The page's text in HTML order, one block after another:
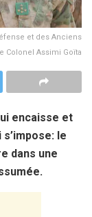
et des Anciens
Colonel Assimi Goïta
encaisse et
le
dans une